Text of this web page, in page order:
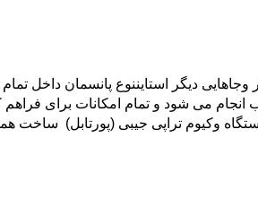
دیگر استایننوع پانسمان داخل
می شود و تمام امکانات برای فراهم
کردند خدمات ارايه داده استدستگاه وکیوم تراپی جیبی